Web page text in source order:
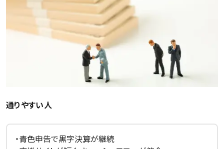
通りやすい人
・青色申告で黒字決算が継続